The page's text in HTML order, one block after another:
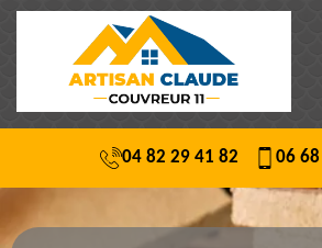
04 82 29 41 82 06